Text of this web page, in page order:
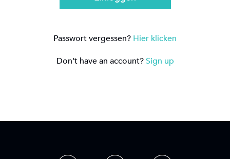
Passwort vergessen? Hier klicken
Don’t have an account?Sign up